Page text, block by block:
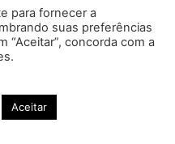
cafézinho delicioso…
na sua casa.
[…]
para fornecer a
suas preferências
“Aceitar”, concorda com a
Aceitar